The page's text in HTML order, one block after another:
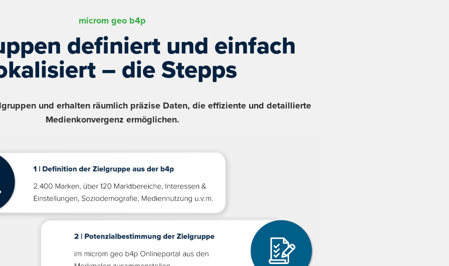
microm geo b4p
definiert und einfach
– die Stepps
und erhalten räumlich präzise Daten, die effiziente und detaillierte
Medienkonvergenz ermöglichen.